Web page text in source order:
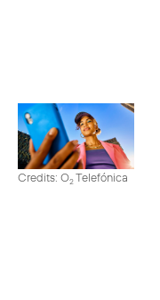
Credits: O2Telefónica